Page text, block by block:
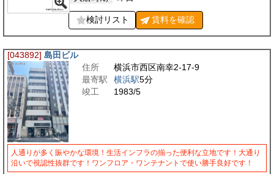
検討リスト 賃料を確認
[043892] 島田ビル
住所
横浜市西区南幸2-17-9
最寄駅
横浜駅5分
竣工
1983/5
人通りが多く賑やかな環境！生活インフラの揃った便利な立地です！大通り
沿いで視認性抜群です！ワンフロア・ワンテナントで使い勝手良好です！